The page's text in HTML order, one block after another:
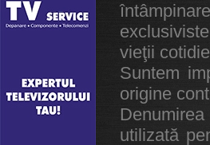
vieţii
Suntem
origine
utilizată